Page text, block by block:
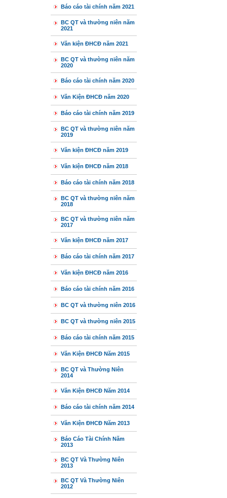
Báo cáo tài chính năm 2021
BC QT và thường niên năm
2021
Văn kiện ĐHCĐ năm 2021
BC QT và thường niên năm
2020
Báo cáo tài chính năm 2020
Văn Kiện ĐHCĐ năm 2020
Báo cáo tài chính năm 2019
BC QT và thường niên năm
2019
Văn kiện ĐHCĐ năm 2019
Văn kiện ĐHCĐ năm 2018
Báo cáo tài chính năm 2018
BC QT và thường niên năm
2018
BC QT và thường niên năm
2017
Văn kiện ĐHCĐ năm 2017
Báo cáo tài chính năm 2017
Văn kiện ĐHCĐ năm 2016
Báo cáo tài chính năm 2016
BC QT và thường niên 2016
BC QT và thường niên 2015
Báo cáo tài chính năm 2015
Văn Kiện ĐHCĐ Năm 2015
BC QT và Thường Niên
2014
Văn Kiện ĐHCĐ Năm 2014
Báo cáo tài chính năm 2014
Văn Kiện ĐHCĐ Năm 2013
Báo Cáo Tài Chính Năm
2013
BC QT Và Thường Niên
2013
BC QT Và Thường Niên
2012